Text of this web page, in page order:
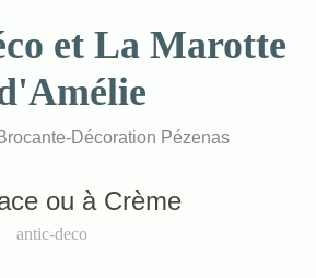
et La Marotte
Décoration Pézenas
ou à Crème
antic-deco